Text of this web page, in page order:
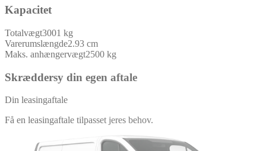
Kapacitet
Totalvægt3001 kg
Varerumslængde2.93 cm
Maks. anhængervægt2500 kg
Skræddersy din egen aftale
Din leasingaftale
Få en leasingaftale tilpasset jeres behov.